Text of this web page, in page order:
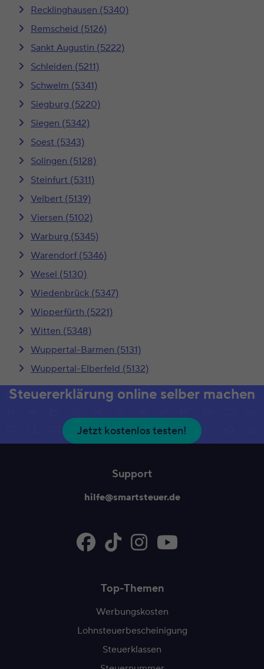
Recklinghausen (5340)
Remscheid (5126)
Sankt Augustin (5222)
Schleiden (5211)
Schwelm (5341)
Siegburg (5220)
Siegen (5342)
Soest (5343)
Solingen (5128)
Steinfurt (5311)
Velbert (5139)
Viersen (5102)
Warburg (5345)
Warendorf (5346)
Wesel (5130)
Wiedenbrück (5347)
Wipperfürth (5221)
Witten (5348)
Wuppertal-Barmen (5131)
Wuppertal-Elberfeld (5132)
Steuererklärung online selber machen
Jetzt kostenlos testen!
Support
hilfe@smartsteuer.de
Top-Themen
Werbungskosten
Lohnsteuerbescheinigung
Steuerklassen